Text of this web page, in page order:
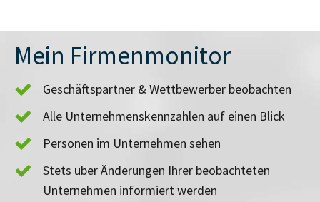
Mein Firmenmonitor
Geschäftspartner & Wettbewerber beobachten
Alle Unternehmenskennzahlen auf einen Blick
Personen im Unternehmen sehen
Stets über Änderungen Ihrer beobachteten
Unternehmen informiert werden